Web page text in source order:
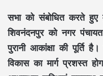
सभा को संबोधित करते
शिवनंदनपुर को नगर
पुरानी आकांक्षा की पूर्ति
विकास का मार्ग प्रशस्त